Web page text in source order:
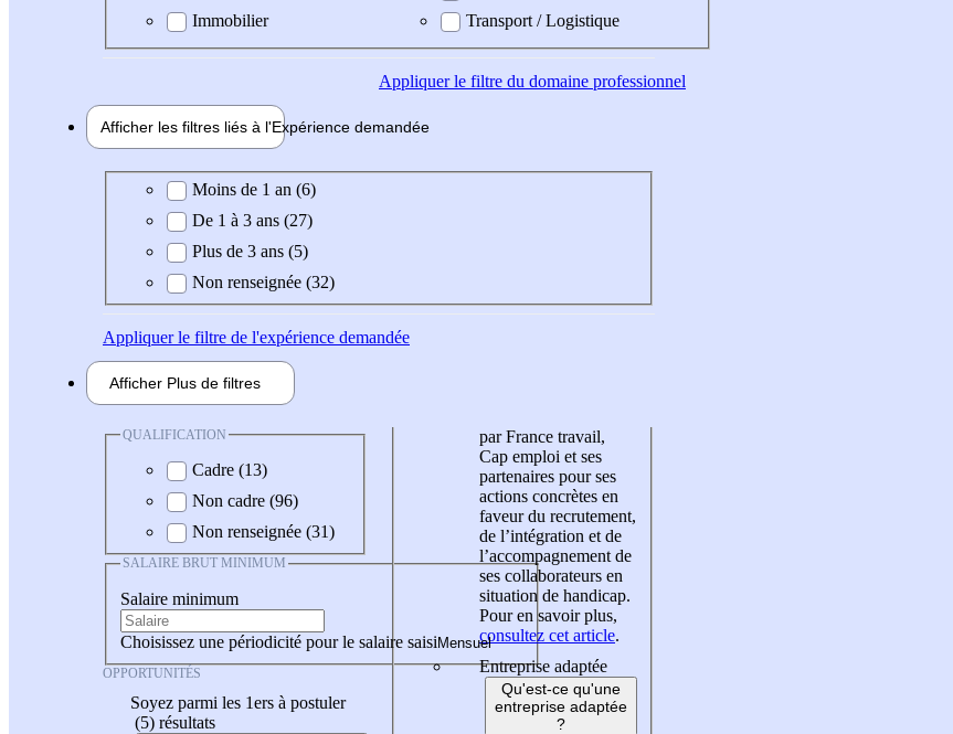
Immobilier
Transport / Logistique
Appliquerle filtre du domaine professionnel
Afficher les filtres liés à l'Expérience demandée
Expérience demandée
Moins de 1 an (6)
De 1 à 3 ans (27)
Plus de 3 ans (5)
Non renseignée (32)
Appliquerle filtre de l'expérience demandée
Afficher Plus de filtres
QUALIFICATION
Cadre (13)
Non cadre (96)
Non renseignée (31)
SALAIRE BRUT MINIMUM
Salaire minimum
Choisissez une périodicité pour le salaire saisi
OPPORTUNITÉS
Soyez parmi les 1ers à postuler
(5) résultats
par France travail,
Cap emploi et ses
partenaires pour ses
actions concrètes en
faveur du recrutement,
de l’intégration et de
l’accompagnement de
ses collaborateurs en
situation de handicap.
Pour en savoir plus,
consultez cet article.
Entreprise adaptée
Qu'est-ce qu'une
entreprise adaptée
?